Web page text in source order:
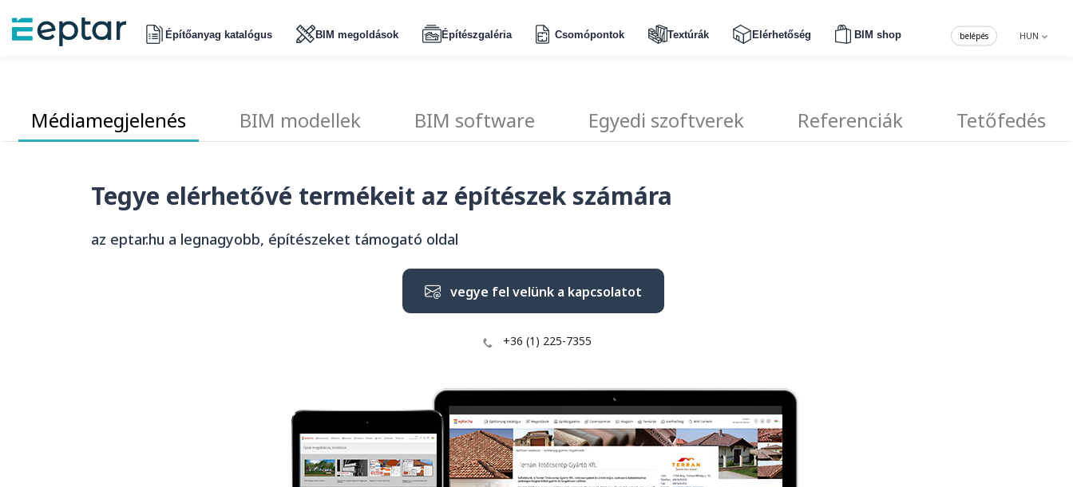
Építőanyag katalógus BIM megoldások Építészgaléria Csomópontok Textúrák Elérhetőség BIM shop HUN
belépés
Médiamegjelenés BIM modellek BIM software Egyedi szoftverek Referenciák Tetőfedés
Tegye elérhetővé termékeit az építészek számára
az eptar.hu a legnagyobb, építészeket támogató oldal
vegye fel velünk a kapcsolatot
+36 (1) 225-7355